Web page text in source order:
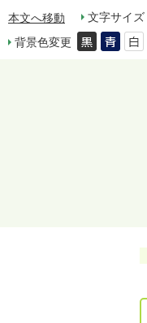
本文へ移動
文字サイズ
背景色変更